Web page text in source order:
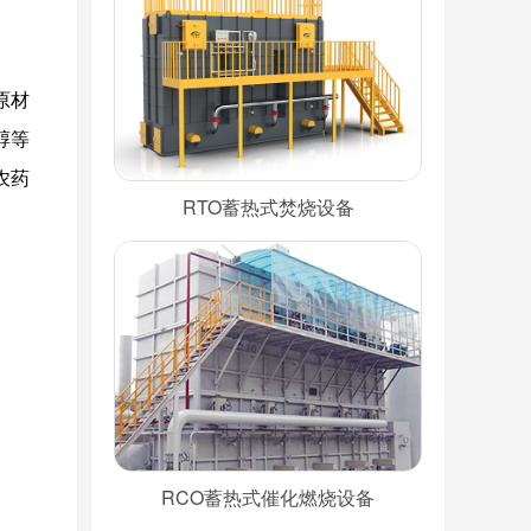
材
等
药
RTO蓄热式焚烧设备
RCO蓄热式催化燃烧设备